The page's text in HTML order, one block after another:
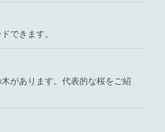
できます。
があります。代表的な桜をご紹